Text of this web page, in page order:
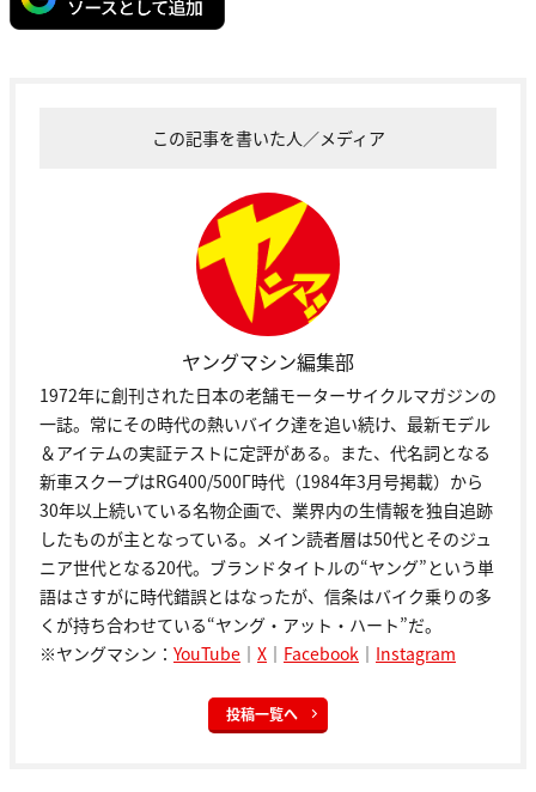
この記事を書いた人／メディア
ヤングマシン編集部
1972年に創刊された日本の老舗モーターサイクルマガジンの
一誌。常にその時代の熱いバイク達を追い続け、最新モデル
＆アイテムの実証テストに定評がある。また、代名詞となる
新車スクープはRG400/500Γ時代（1984年3月号掲載）から
30年以上続いている名物企画で、業界内の生情報を独自追跡
したものが主となっている。メイン読者層は50代とそのジュ
ニア世代となる20代。ブランドタイトルの“ヤング”という単
語はさすがに時代錯誤とはなったが、信条はバイク乗りの多
くが持ち合わせている“ヤング・アット・ハート”だ。
※ヤングマシン： YouTube ｜ X ｜ Facebook ｜ Instagram
投稿一覧へ